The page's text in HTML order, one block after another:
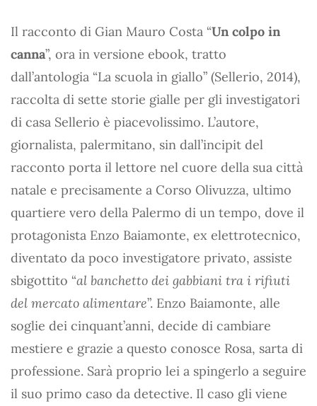
Il racconto di Gian Mauro Costa “Un colpo in
canna”, ora in versione ebook, tratto
dall’antologia “La scuola in giallo” (Sellerio, 2014),
raccolta di sette storie gialle per gli investigatori
di casa Sellerio è piacevolissimo. L’autore,
giornalista, palermitano, sin dall’incipit del
racconto porta il lettore nel cuore della sua città
natale e precisamente a Corso Olivuzza, ultimo
quartiere vero della Palermo di un tempo, dove il
protagonista Enzo Baiamonte, ex elettrotecnico,
diventato da poco investigatore privato, assiste
sbigottito “al banchetto dei gabbiani tra i rifiuti
del mercato alimentare”. Enzo Baiamonte, alle
soglie dei cinquant’anni, decide di cambiare
mestiere e grazie a questo conosce Rosa, sarta di
professione. Sarà proprio lei a spingerlo a seguire
il suo primo caso da detective. Il caso gli viene